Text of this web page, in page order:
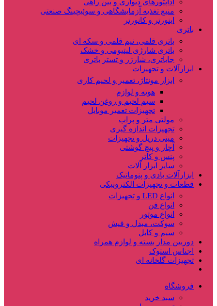
آداپتورهای دیواری و بین راهی
منبع تغذیه آزمایشگاهی و سوئیچینگ صنعتی
اینورتر و کانورتر
باتری
باتری قلمی، نیم قلمی و سکه ای
باتری شارژی لیتیومی و خشک
جاباتری، شارژر و تستر باتری
ابزارآلات و تجهیزات
ابزار مونتاژ، تعمیر و لحیم کاری
هویه و لوازم
سیم لحیم و روغن لحیم
تجهیزات تعمیر موبایل
مولتی متر و پراب
تجهیزات اندازه گیری
مینی دریل و تجهیزات
آچار و پیچ گوشتی
پنس و کاتر
سایر ابزار آلات
ابزارآلات بادی و پنوماتیک
قطعات و تجهیزات الکترونیکی
انواع LED و تجهیزات
انواع فن
انواع موتور
سوکت، مبدل و فیش
سیم و کابل
دوربین مدار بسته و لوازم همراه
اجناس استوک
تجهیزات گلخانه ای
فروشگاه
سبد خرید